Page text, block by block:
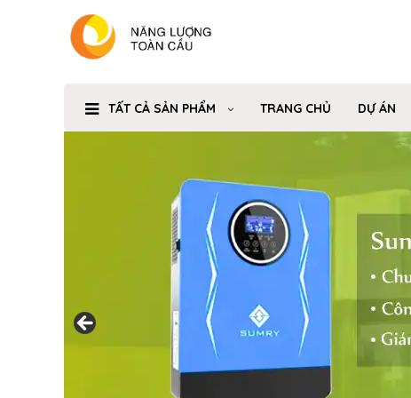
TẤT CẢ SẢN PHẨM TRANG CHỦ DỰ ÁN